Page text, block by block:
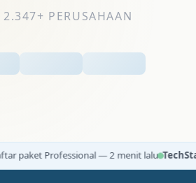
2.347+ PERUSAHAAN
paket Professional — 2 menit lalu